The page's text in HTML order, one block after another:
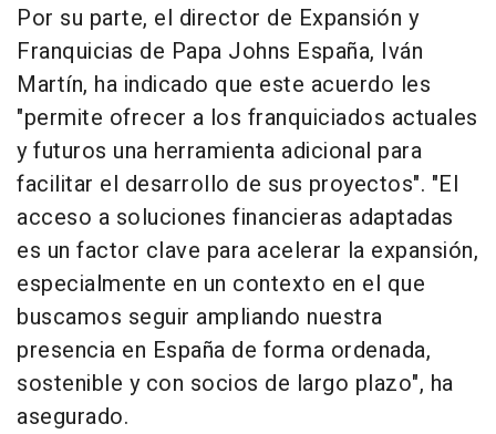
Por su parte, el director de Expansión y
Franquicias de Papa Johns España, Iván
Martín, ha indicado que este acuerdo les
"permite ofrecer a los franquiciados actuales
y futuros una herramienta adicional para
facilitar el desarrollo de sus proyectos". "El
acceso a soluciones financieras adaptadas
es un factor clave para acelerar la expansión,
especialmente en un contexto en el que
buscamos seguir ampliando nuestra
presencia en España de forma ordenada,
sostenible y con socios de largo plazo", ha
asegurado.